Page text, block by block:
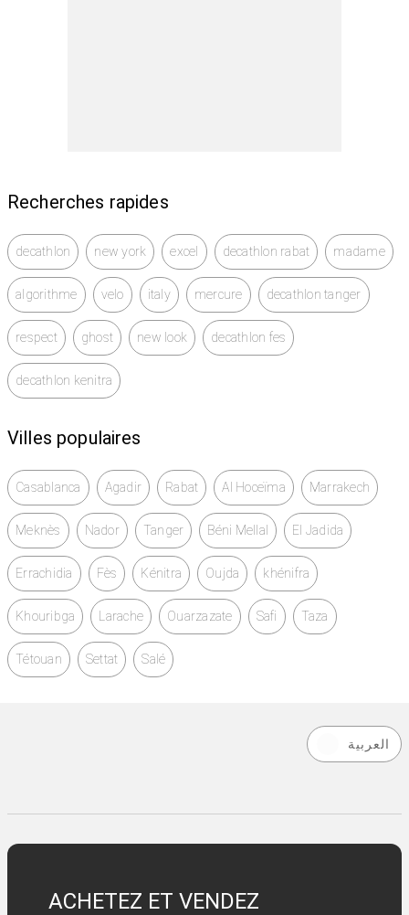
Recherches rapides
decathlon new york excel decathlon rabat madame
algorithme velo italy mercure decathlon tanger
respect ghost new look decathlon fes
decathlon kenitra
Villes populaires
Casablanca Agadir Rabat Al Hoceïma Marrakech
Meknès Nador Tanger Béni Mellal El Jadida
Errachidia Fès Kénitra Oujda khénifra
Khouribga Larache Ouarzazate Safi Taza
Tétouan Settat Salé
العربية
ACHETEZ ET VENDEZ